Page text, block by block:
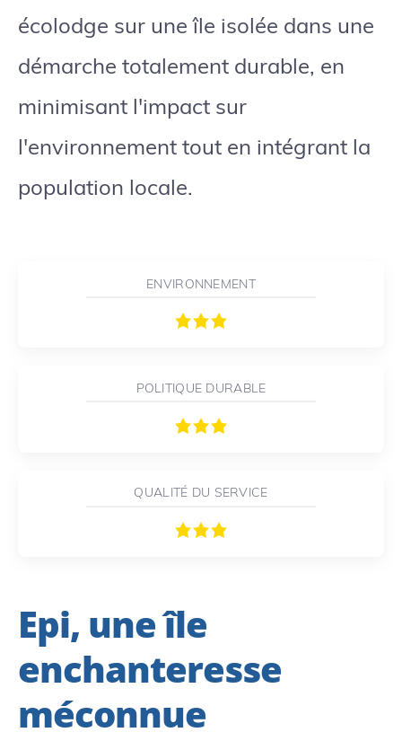
écolodge sur une île isolée dans une
démarche totalement durable, en
minimisant l'impact sur
l'environnement tout en intégrant la
population locale.
ENVIRONNEMENT
POLITIQUE DURABLE
QUALITÉ DU SERVICE
Epi, une île
enchanteresse
méconnue